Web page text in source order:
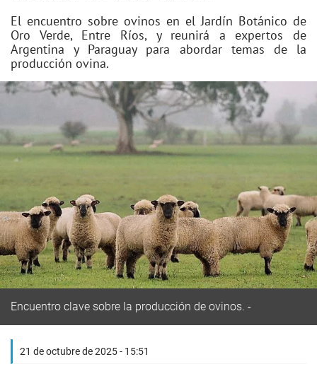
El encuentro sobre ovinos en el Jardín Botánico de
Oro Verde, Entre Ríos, y reunirá a expertos de
Argentina y Paraguay para abordar temas de la
producción ovina.
Encuentro clave sobre la producción de ovinos.
21 de octubre de 2025 - 15:51